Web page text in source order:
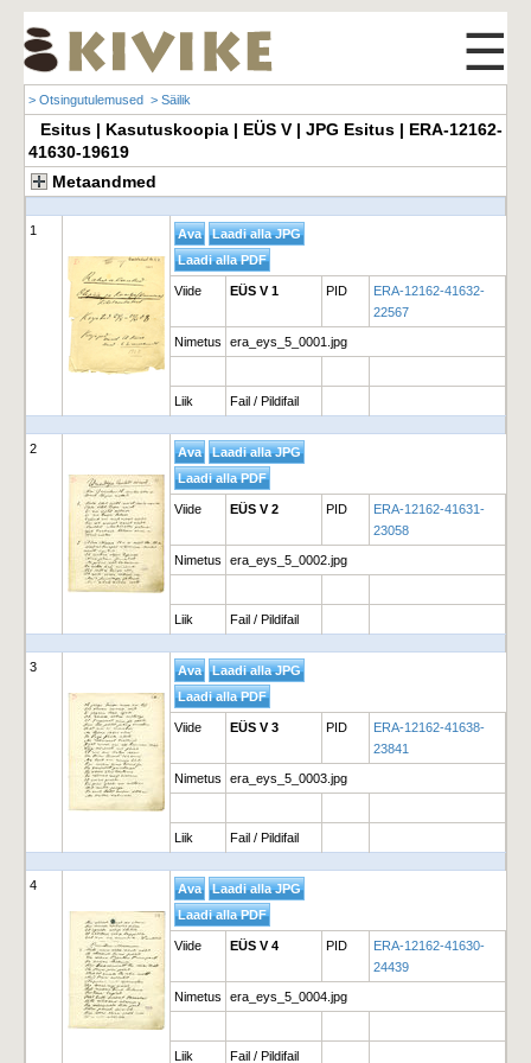
☰
> Otsingutulemused > Säilik
Esitus | Kasutuskoopia | EÜS V | JPG Esitus | ERA-12162-
41630-19619
Metaandmed
1
Viide EÜS V 1 PID
ERA-12162-41632-
22567
Nimetus era_eys_5_0001.jpg
Liik Fail / Pildifail
2
Viide EÜS V 2 PID
ERA-12162-41631-
23058
Nimetus era_eys_5_0002.jpg
Liik Fail / Pildifail
3
Viide EÜS V 3 PID
ERA-12162-41638-
23841
Nimetus era_eys_5_0003.jpg
Liik Fail / Pildifail
4
Viide EÜS V 4 PID
ERA-12162-41630-
24439
Nimetus era_eys_5_0004.jpg
Liik Fail / Pildifail